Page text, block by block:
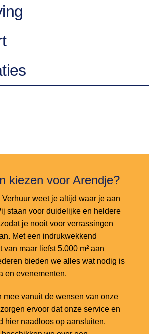
kiezen voor Arendje?
Verhuur weet je altijd waar je aan
staan voor duidelijke en heldere
je nooit voor verrassingen
Met een indrukwekkend
van maar liefst 5.000 m² aan
bieden we alles wat nodig is
en evenementen.
mee vanuit de wensen van onze
ervoor dat onze service en
hier naadloos op aansluiten.